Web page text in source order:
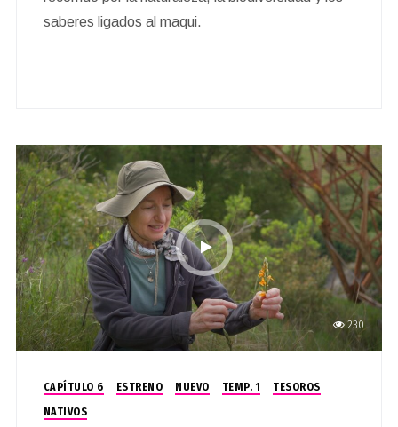
saberes ligados al maqui.
230
CAPÍTULO 6 ESTRENO NUEVO TEMP. 1
TESOROS
NATIVOS